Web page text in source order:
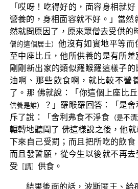
「哎呀！吃得好的，面容身相就
營養的，身相面容就不好。」當然
然就問原因了，原來眾僧去受供的
僧的這個居士）他沒有如實地平等而
至中座比丘，他所供養的是有所差
剛剛新出家的類似羅睺羅這樣子
油啊、那些飲食啊，就比較不營
了。那 佛就說：「你這個上座比
供養是誰）
？」羅睺羅回答：「是
斥了說：「舍利弗食不淨食 （是不
輾轉地聽聞了 佛這樣說之後，他
下來自己受罰；而且把所吃的飲食
而且發誓願，從今生以後就不再
受 ［請］ 供食。
結果後面的話，波斯匿王、給